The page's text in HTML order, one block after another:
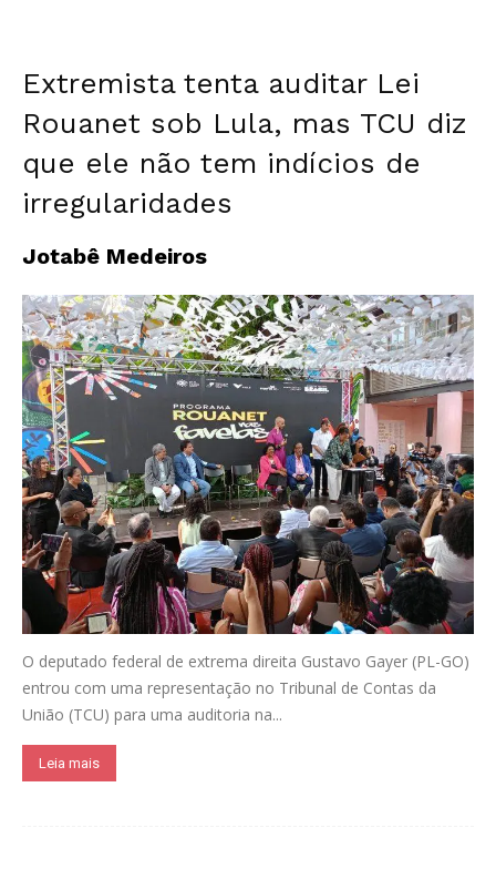
Extremista tenta auditar Lei
Rouanet sob Lula, mas TCU diz
que ele não tem indícios de
irregularidades
Jotabê Medeiros
O deputado federal de extrema direita Gustavo Gayer (PL-GO)
entrou com uma representação no Tribunal de Contas da
União (TCU) para uma auditoria na...
Leia mais